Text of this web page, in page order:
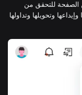
الصفحة للتحقق من
وتحويلها وتداولها